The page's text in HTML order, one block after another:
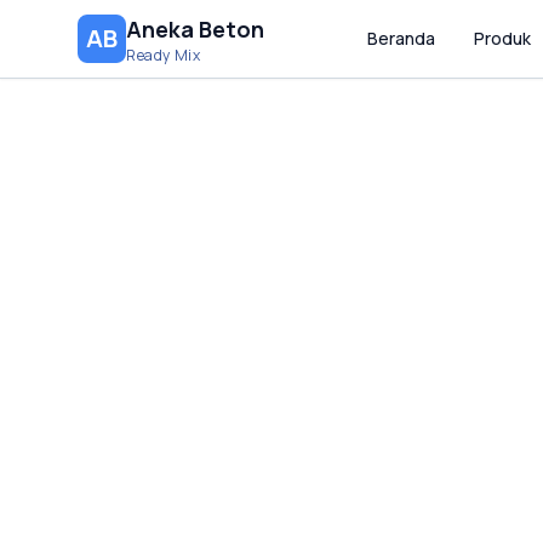
AB Aneka Beton
Ready Mix
Beranda Produk